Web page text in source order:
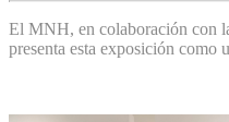
El MNH, en colaboración con
presenta esta exposición